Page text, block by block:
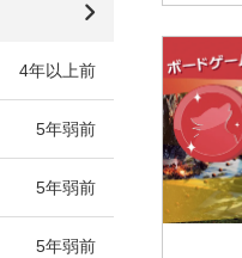
4年以上前
5年弱前
5年弱前
5年弱前